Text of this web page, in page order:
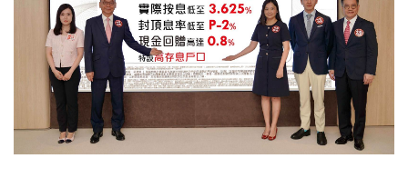
优惠礼遇
新盘优越按揭优惠
中原按揭标签优惠
推荐齐齐友赏